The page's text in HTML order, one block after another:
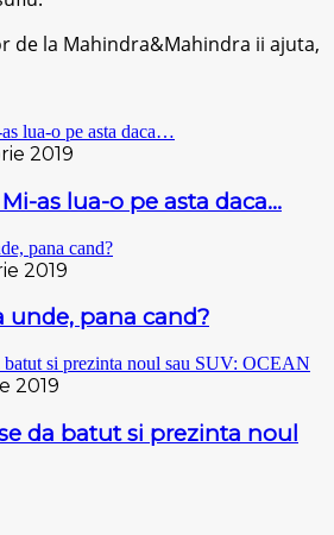
de la Mahindra&Mahindra ii ajuta,
2019
as lua-o pe asta daca…
2019
unde, pana cand?
2019
da batut si prezinta noul